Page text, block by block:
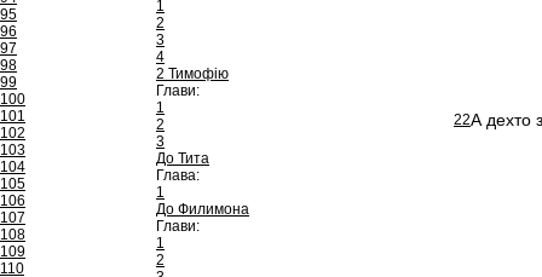
95
96
97
98
99
100
101
102
103
104
105
106
107
108
109
110
1
2
3
4
2 Тимофію
Глави:
1
2
3
До Тита
Глава:
1
До Филимона
Глави:
1
2
22А дехто